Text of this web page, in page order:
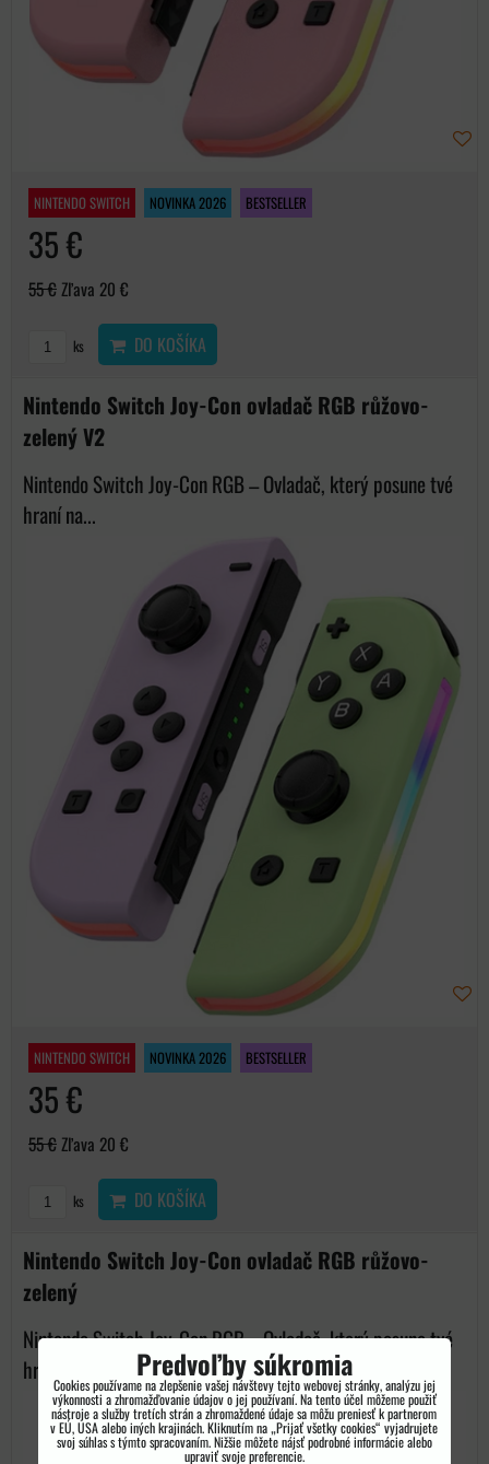
NINTENDO SWITCH NOVINKA 2026 BESTSELLER
35 €
55 € Zľava 20 €
ks DO KOŠÍKA
Nintendo Switch Joy-Con ovladač RGB růžovo-
zelený V2
Nintendo Switch Joy-Con RGB – Ovladač, který posune tvé
hraní na...
NINTENDO SWITCH NOVINKA 2026 BESTSELLER
35 €
55 € Zľava 20 €
ks DO KOŠÍKA
Nintendo Switch Joy-Con ovladač RGB růžovo-
zelený
Nintendo Switch Joy-Con RGB – Ovladač, který posune tvé
hraní na...
Predvoľby súkromia
Cookies používame na zlepšenie vašej návštevy tejto webovej stránky, analýzu jej
výkonnosti a zhromažďovanie údajov o jej používaní. Na tento účel môžeme použiť
nástroje a služby tretích strán a zhromaždené údaje sa môžu preniesť k partnerom
v EÚ, USA alebo iných krajinách. Kliknutím na „Prijať všetky cookies“ vyjadrujete
svoj súhlas s týmto spracovaním. Nižšie môžete nájsť podrobné informácie alebo
upraviť svoje preferencie.